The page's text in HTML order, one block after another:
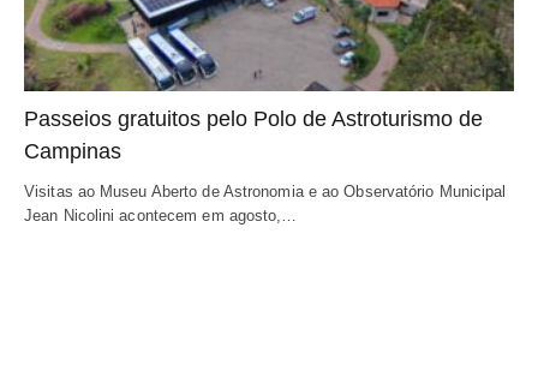
Passeios gratuitos pelo Polo de Astroturismo de
Campinas
Visitas ao Museu Aberto de Astronomia e ao Observatório Municipal
Jean Nicolini acontecem em agosto,…